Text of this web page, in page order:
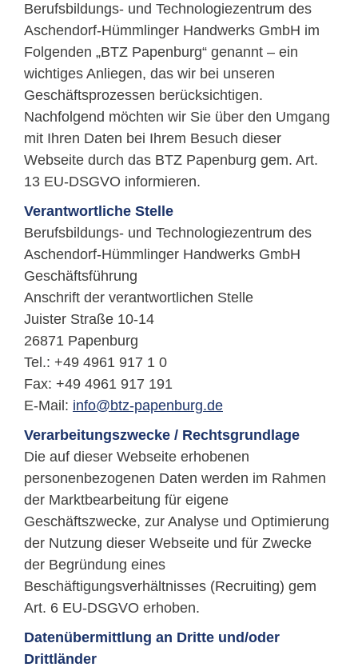
Berufsbildungs- und Technologiezentrum des
Aschendorf-Hümmlinger Handwerks GmbH im
Folgenden „BTZ Papenburg“ genannt – ein
wichtiges Anliegen, das wir bei unseren
Geschäftsprozessen berücksichtigen.
Nachfolgend möchten wir Sie über den Umgang
mit Ihren Daten bei Ihrem Besuch dieser
Webseite durch das BTZ Papenburg gem. Art.
13 EU-DSGVO informieren.
Verantwortliche Stelle
Berufsbildungs- und Technologiezentrum des
Aschendorf-Hümmlinger Handwerks GmbH
Geschäftsführung
Anschrift der verantwortlichen Stelle
Juister Straße 10-14
26871 Papenburg
Tel.: +49 4961 917 1 0
Fax: +49 4961 917 191
E-Mail: info@btz-papenburg.de
Verarbeitungszwecke / Rechtsgrundlage
Die auf dieser Webseite erhobenen
personenbezogenen Daten werden im Rahmen
der Marktbearbeitung für eigene
Geschäftszwecke, zur Analyse und Optimierung
der Nutzung dieser Webseite und für Zwecke
der Begründung eines
Beschäftigungsverhältnisses (Recruiting) gem
Art. 6 EU-DSGVO erhoben.
Datenübermittlung an Dritte und/oder
Drittländer